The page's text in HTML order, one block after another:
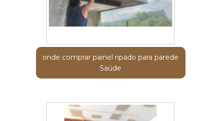
onde comprar painel ripado para parede
Saúde